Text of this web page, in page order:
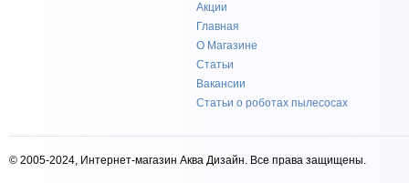
Акции
Главная
О Магазине
Статьи
Вакансии
Статьи о роботах пылесосах
© 2005-2024, Интернет-магазин Аква Дизайн. Все права защищены.